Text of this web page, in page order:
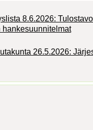
8.6.2026:
26.5.2026: